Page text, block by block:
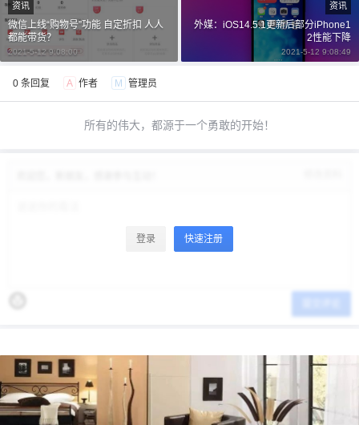
2 元 元 10 元
20 元 50 元 自定义
付费内容
立刻支付
资讯
微信上线“购物号”功能 自定折扣 人人
都能带货？
2021-5-12 9:08:00
资讯
外媒：iOS14.5.1更新后部分iPhone1
2性能下降
2021-5-12 9:08:49
0 条回复 A 作者 M 管理员
所有的伟大，都源于一个勇敢的开始！
登录 快速注册
6位以上